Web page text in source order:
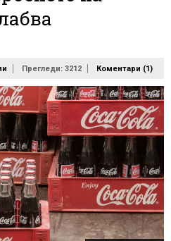
Прегледи: 3212 Коментари (1)